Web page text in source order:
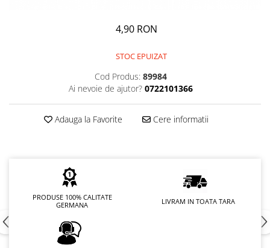
4,90 RON
STOC EPUIZAT
Cod Produs: 89984
Ai nevoie de ajutor? 0722101366
Adauga la Favorite Cere informatii
PRODUSE 100% CALITATE
GERMANA
LIVRAM IN TOATA TARA